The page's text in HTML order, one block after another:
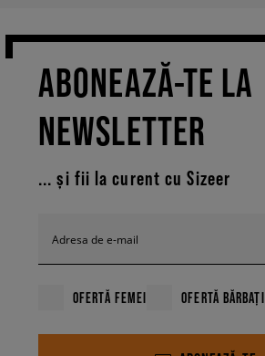
ABONEAZĂ-TE LA
NEWSLETTER
... și fii la curent cu Sizeer
Adresa de e-mail
OFERTĂ FEMEI OFERTĂ BĂRBAȚI